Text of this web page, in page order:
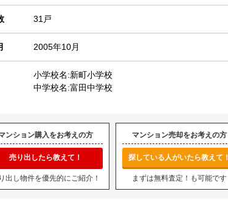
31戸
2005年10月
小学校名:新町小学校
中学校名:富田中学校
ンション購入をお考えの方
売り出したら教えて！
出し物件を優先的にご紹介！
マンション売却をお考えの方
探している人がいたら教えて！
まずは無料査定！も可能です